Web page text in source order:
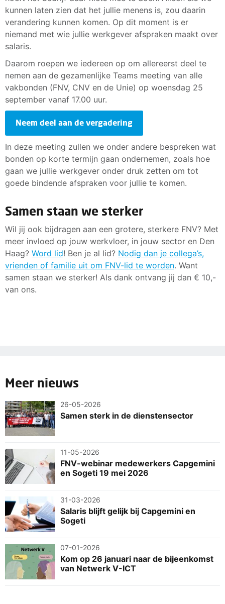
kunnen laten zien dat het jullie menens is, zou daarin
verandering kunnen komen. Op dit moment is er
niemand met wie jullie werkgever afspraken maakt over
salaris.
Daarom roepen we iedereen op om allereerst deel te
nemen aan de gezamenlijke Teams meeting van alle
vakbonden (FNV, CNV en de Unie) op woensdag 25
september vanaf 17.00 uur.
Neem deel aan de vergadering
In deze meeting zullen we onder andere bespreken wat
bonden op korte termijn gaan ondernemen, zoals hoe
gaan we jullie werkgever onder druk zetten om tot
goede bindende afspraken voor jullie te komen.
Samen staan we sterker
Wil jij ook bijdragen aan een grotere, sterkere FNV? Met
meer invloed op jouw werkvloer, in jouw sector en Den
Haag? Word lid! Ben je al lid? Nodig dan je collega’s,
vrienden of familie uit om FNV-lid te worden. Want
samen staan we sterker! Als dank ontvang jij dan € 10,-
van ons.
Meer nieuws
26-05-2026
Samen sterk in de dienstensector
11-05-2026
FNV-webinar medewerkers Capgemini
en Sogeti 19 mei 2026
31-03-2026
Salaris blijft gelijk bij Capgemini en
Sogeti
07-01-2026
Kom op 26 januari naar de bijeenkomst
van Netwerk V-ICT